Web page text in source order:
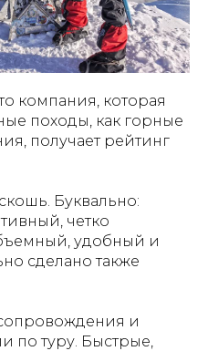
компания, которая
походы, как горные
получает рейтинг
Буквально:
четко
удобный и
сделано также
и
по туру. Быстрые,